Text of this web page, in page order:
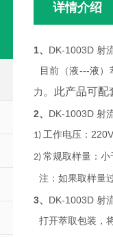
详情介绍
1、 DK-1003D 射
目前（液---液）
力 。此产品可
2、 DK-1003D 射
1) 工作电压： 220V
2) 常规取样量：小
注：如果取样量
3、 DK-1003D 射
打开萃取包装，